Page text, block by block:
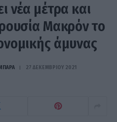
νέα μέτρα και
Μακρόν το
άμυνας
27 ΔΕΚΕΜΒΡΊΟΥ 2021